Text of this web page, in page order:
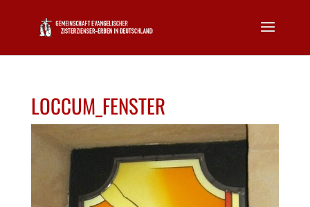
LOCCUM_FENSTER